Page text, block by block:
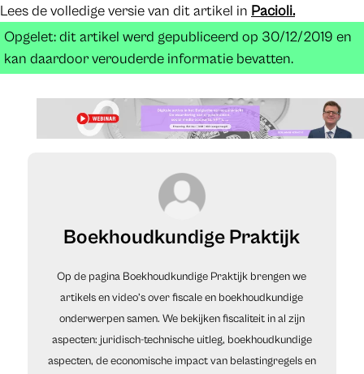
Lees de volledige versie van dit artikel in Pacioli.
Opgelet: dit artikel werd gepubliceerd op 30/12/2019 en
kan daardoor verouderde informatie bevatten.
Boekhoudkundige Praktijk
Op de pagina Boekhoudkundige Praktijk brengen we
artikels en video’s over fiscale en boekhoudkundige
onderwerpen samen. We bekijken fiscaliteit in al zijn
aspecten: juridisch-technische uitleg, boekhoudkundige
aspecten, de economische impact van belastingregels en